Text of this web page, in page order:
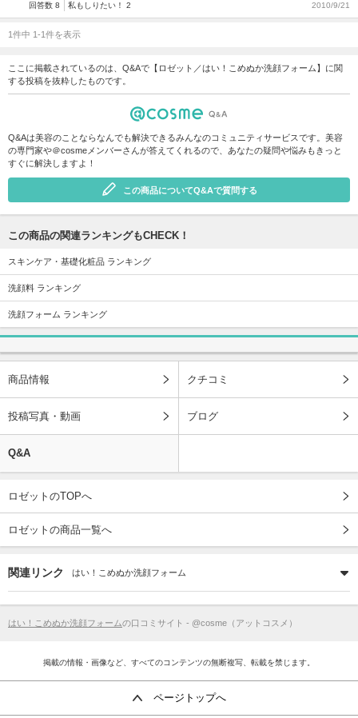
回答数 8 私もしりたい！ 2 2010/9/21
1件中 1-1件を表示
ここに掲載されているのは、Q&Aで【ロゼット／はい！こめぬか洗顔フォーム】に関
する投稿を抜粋したものです。
Q&Aは美容のことならなんでも解決できるみんなのコミュニティサービスです。美容
の専門家や＠cosmeメンバーさんが答えてくれるので、あなたの疑問や悩みもきっと
すぐに解決しますよ！
この商品についてQ&Aで質問する
この商品の関連ランキングもCHECK！
スキンケア・基礎化粧品 ランキング
洗顔料 ランキング
洗顔フォーム ランキング
商品情報 クチコミ
投稿写真・動画 ブログ
Q&A
ロゼットのTOPへ
ロゼットの商品一覧へ
関連リンク はい！こめぬか洗顔フォーム
はい！こめぬか洗顔フォームの口コミサイト - @cosme（アットコスメ）
掲載の情報・画像など、すべてのコンテンツの無断複写、転載を禁じます。
ページトップへ